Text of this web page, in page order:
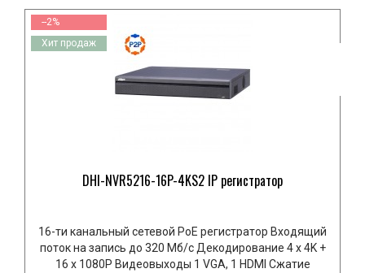
--2%
Хит продаж
DHI-NVR5216-16P-4KS2 IP регистратор
16-ти канальный сетевой РоЕ регистратор Входящий
поток на запись до 320 Мб/с Декодирование 4 х 4K +
16 x 1080P Видеовыходы 1 VGA, 1 HDMI Сжатие